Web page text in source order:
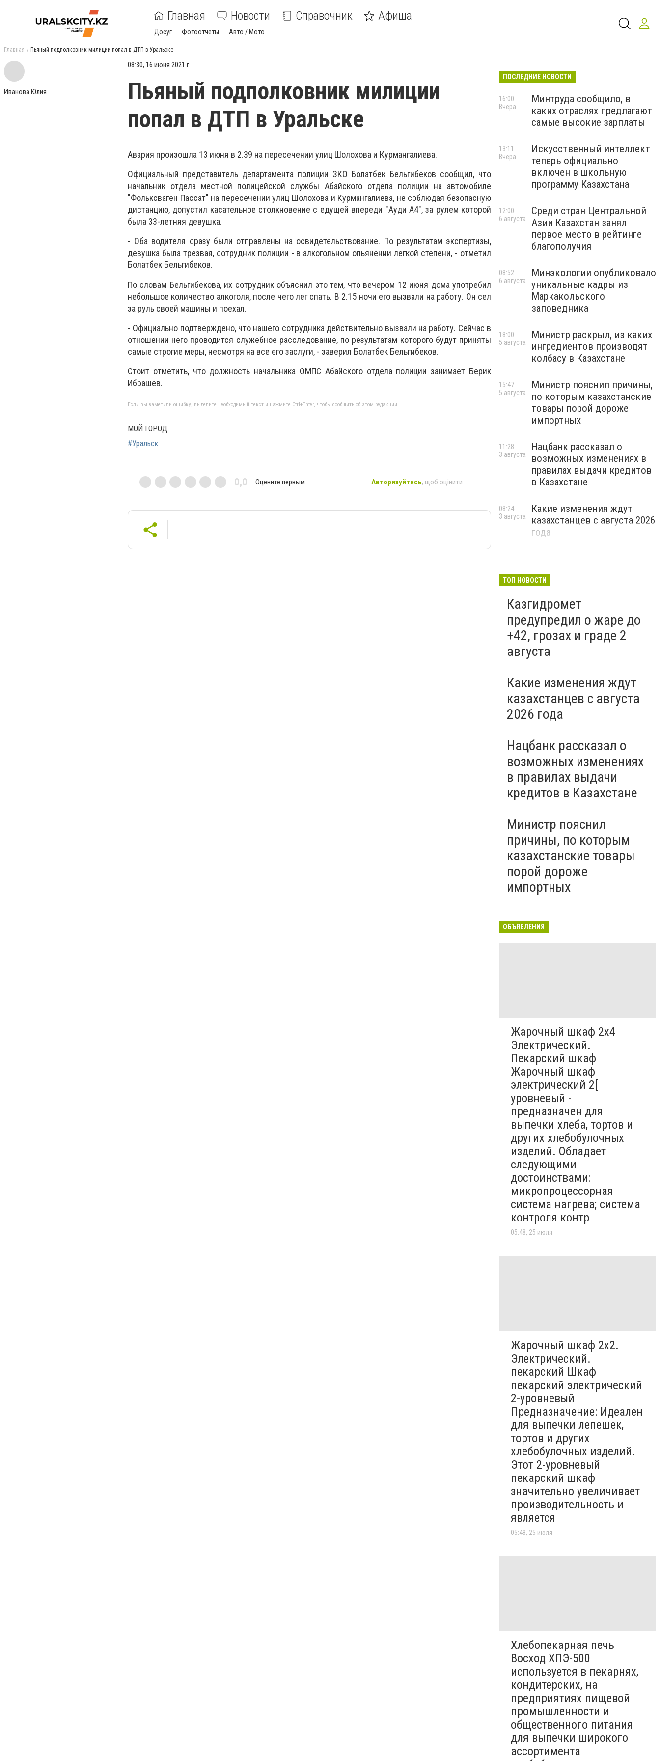
Главная Новости Справочник Афиша
Досуг Фотоотчеты Авто / Мото
Главная Пьяный подполковник милиции попал в ДТП в Уральске
Иванова Юлия
08:30, 16 июня 2021 г.
Пьяный подполковник милиции
попал в ДТП в Уральске
Авария произошла 13 июня в 2.39 на пересечении улиц Шолохова и Курмангалиева.
Официальный представитель департамента полиции ЗКО Болатбек Бельгибеков сообщил, что
начальник отдела местной полицейской службы Абайского отдела полиции на автомобиле
"Фольксваген Пассат" на пересечении улиц Шолохова и Курмангалиева, не соблюдая безопасную
дистанцию, допустил касательное столкновение с едущей впереди "Ауди А4", за рулем которой
была 33-летняя девушка.
- Оба водителя сразу были отправлены на освидетельствование. По результатам экспертизы,
девушка была трезвая, сотрудник полиции - в алкогольном опьянении легкой степени, - отметил
Болатбек Бельгибеков.
По словам Бельгибекова, их сотрудник объяснил это тем, что вечером 12 июня дома употребил
небольшое количество алкоголя, после чего лег спать. В 2.15 ночи его вызвали на работу. Он сел
за руль своей машины и поехал.
- Официально подтверждено, что нашего сотрудника действительно вызвали на работу. Сейчас в
отношении него проводится служебное расследование, по результатам которого будут приняты
самые строгие меры, несмотря на все его заслуги, - заверил Болатбек Бельгибеков.
Стоит отметить, что должность начальника ОМПС Абайского отдела полиции занимает Берик
Ибрашев.
Если вы заметили ошибку, выделите необходимый текст и нажмите Ctrl+Enter, чтобы сообщить об этом редакции
МОЙ ГОРОД
#Уральск
0,0 Оцените первым Авторизуйтесь, щоб оцінити
ПОСЛЕДНИЕ НОВОСТИ
Минтруда сообщило, в
каких отраслях предлагают
самые высокие зарплаты
16:00
Вчера
Искусственный интеллект
теперь официально
включен в школьную
программу Казахстана
13:11
Вчера
Среди стран Центральной
Азии Казахстан занял
первое место в рейтинге
благополучия
12:00
6 августа
Минэкологии опубликовало
уникальные кадры из
Маркакольского
заповедника
08:52
6 августа
Министр раскрыл, из каких
ингредиентов производят
колбасу в Казахстане
18:00
5 августа
Министр пояснил причины,
по которым казахстанские
товары порой дороже
импортных
15:47
5 августа
Нацбанк рассказал о
возможных изменениях в
правилах выдачи кредитов
в Казахстане
11:28
3 августа
Какие изменения ждут
казахстанцев с августа 2026
года
08:24
3 августа
ТОП НОВОСТИ
Казгидромет
предупредил о жаре до
+42, грозах и граде 2
августа
Какие изменения ждут
казахстанцев с августа
2026 года
Нацбанк рассказал о
возможных изменениях
в правилах выдачи
кредитов в Казахстане
Министр пояснил
причины, по которым
казахстанские товары
порой дороже
импортных
ОБЪЯВЛЕНИЯ
Жарочный шкаф 2х4
Электрический.
Пекарский шкаф
Жарочный шкаф
электрический 2[
уровневый -
предназначен для
выпечки хлеба, тортов и
других хлебобулочных
изделий. Обладает
следующими
достоинствами:
микропроцессорная
система нагрева; система
контроля контр
05:48, 25 июля
Жарочный шкаф 2х2.
Электрический.
пекарский Шкаф
пекарский электрический
2-уровневый
Предназначение: Идеален
для выпечки лепешек,
тортов и других
хлебобулочных изделий.
Этот 2-уровневый
пекарский шкаф
значительно увеличивает
производительность и
является
05:48, 25 июля
Хлебопекарная печь
Восход ХПЭ-500
используется в пекарнях,
кондитерских, на
предприятиях пищевой
промышленности и
общественного питания
для выпечки широкого
ассортимента